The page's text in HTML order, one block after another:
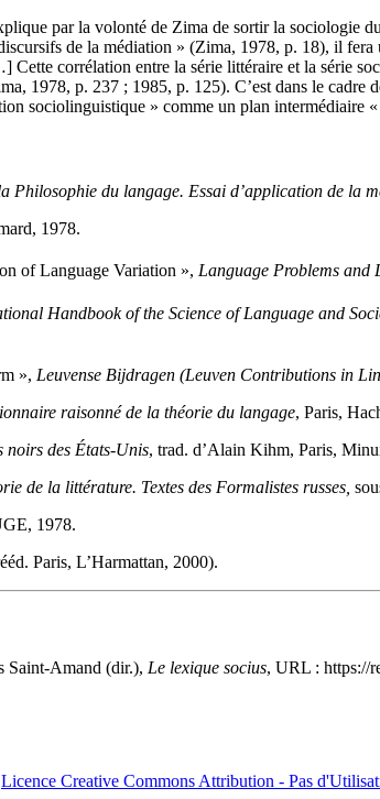
par la volonté de Zima de sortir la sociologie
de la médiation » (Zima, 1978, p. 18), il
corrélation entre la série littéraire et la série
1978, p. 237 ; 1985, p. 125). C’est dans le cadre
sociolinguistique » comme un plan
Philosophie du langage. Essai d’application de la
1978.
of Language Variation », Language Problems and
Handbook of the Science of Language and
», Leuvense Bijdragen (Leuven Contributions in
raisonné de la théorie du langage, Paris,
noirs des États-Unis, trad. d’Alain Kihm, Paris,
de la littérature. Textes des Formalistes russes,
1978.
Paris, L’Harmattan, 2000).
Saint-Amand (dir.), Le lexique socius, URL : https://
Licence Creative Commons Attribution - Pas